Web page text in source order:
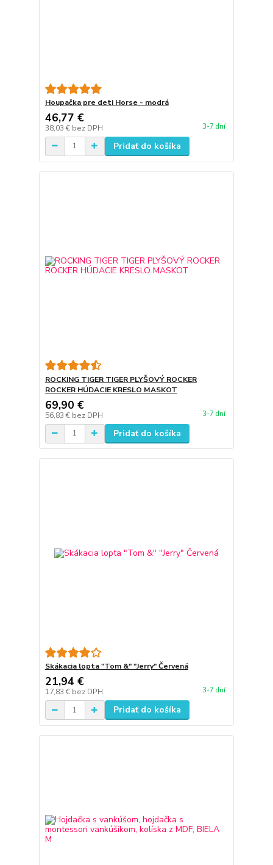
Houpačka pre deti Horse - modrá
46,77 €
38,03 € bez DPH 3-7 dní
Pridať do košíka
ROCKING TIGER TIGER PLYŠOVÝ ROCKER
ROCKER HÚDACIE KRESLO MASKOT
69,90 €
56,83 € bez DPH 3-7 dní
Pridať do košíka
Skákacia lopta "Tom &" "Jerry" Červená
21,94 €
17,83 € bez DPH 3-7 dní
Pridať do košíka